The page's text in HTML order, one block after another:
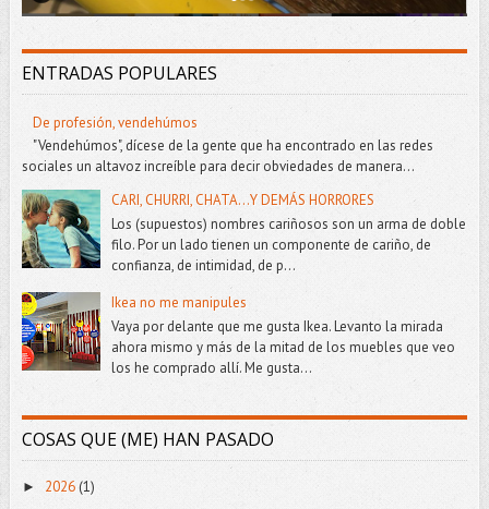
ENTRADAS POPULARES
De profesión, vendehúmos
"Vendehúmos", dícese de la gente que ha encontrado en las redes
sociales un altavoz increíble para decir obviedades de manera...
CARI, CHURRI, CHATA...Y DEMÁS HORRORES
Los (supuestos) nombres cariñosos son un arma de doble
filo. Por un lado tienen un componente de cariño, de
confianza, de intimidad, de p...
Ikea no me manipules
Vaya por delante que me gusta Ikea. Levanto la mirada
ahora mismo y más de la mitad de los muebles que veo
los he comprado allí. Me gusta...
COSAS QUE (ME) HAN PASADO
► 2026(1)